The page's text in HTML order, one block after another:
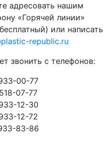
адресовать нашим
«Горячей линии»
или написать
republic.ru
звонить с телефонов:
00-77
07-77
12-30
12-72
83-86